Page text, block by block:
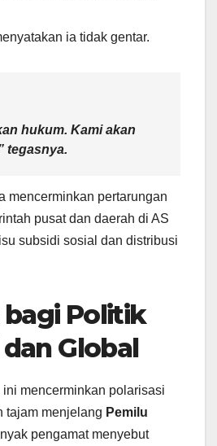
ia tidak gentar.
hukum. Kami akan
tegasnya.
mencerminkan pertarungan
pusat dan daerah di AS
subsidi sosial dan distribusi
Politik
Global
mencerminkan polarisasi
tajam menjelang Pemilu
pengamat menyebut